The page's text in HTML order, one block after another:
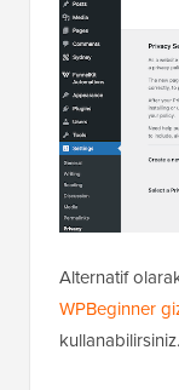
Alternatif
WPBeginner
kullanabilirsiniz.